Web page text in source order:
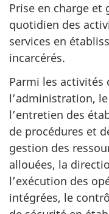
Prise en charge et
quotidien des
services en
incarcérés.
Parmi les activités
l’administration,
l’entretien des
de procédures et
gestion des
allouées, la
l’exécution des
intégrées, le